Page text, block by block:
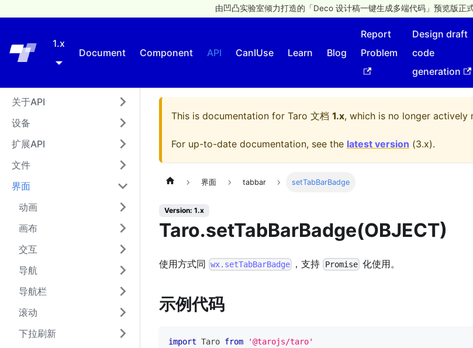
由凹凸实验室倾力打造的「Deco 设计稿一键生成多端代码」预览版正
1.x
Document
Component API CanIUse Learn Blog
Report
Problem
Design draft
code
generation
关于API
设备
扩展API
文件
界面
动画
画布
交互
导航
导航栏
滚动
下拉刷新
This is documentation for Taro 文档 1.x, which is no longer actively
For up-to-date documentation, see the latest version (3.x).
界面 tabbar setTabBarBadge
Version: 1.x
Taro.setTabBarBadge(OBJECT)
使用方式同 wx.setTabBarBadge ，支持 Promise化使用。
示例代码
import Taro from '@tarojs/taro'